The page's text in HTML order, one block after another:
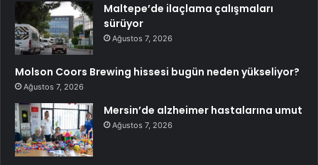
Maltepe’de ilaçlama çalışmaları
sürüyor
Ağustos 7, 2026
Molson Coors Brewing hissesi bugün neden yükseliyor?
Ağustos 7, 2026
Mersin’de alzheimer hastalarına umut
Ağustos 7, 2026